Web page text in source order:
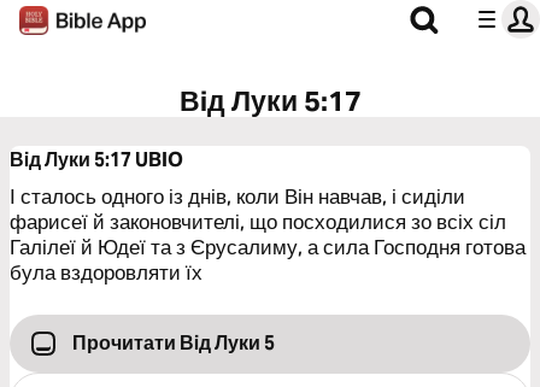
Вiд Луки 5:17
Вiд Луки 5:17 UBIO
І сталось одного із днів, коли Він навчав, і сиділи
фарисеї й законовчителі, що посходилися зо всіх сіл
Галілеї й Юдеї та з Єрусалиму, а сила Господня готова
була вздоровляти їх
Прочитати Вiд Луки 5